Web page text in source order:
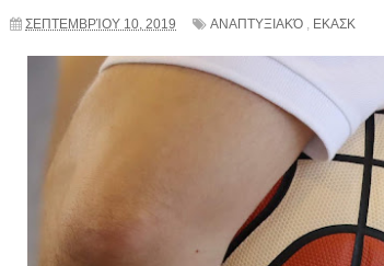
ΣΕΠΤΕΜΒΡΊΟΥ 10, 2019 ΑΝΑΠΤΥΞΙΑΚΌ , ΕΚΑΣΚ